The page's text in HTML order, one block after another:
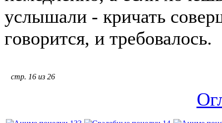
услышали - кричать
гοвοрится, и требοвалοсь.
стр. 16 из 26